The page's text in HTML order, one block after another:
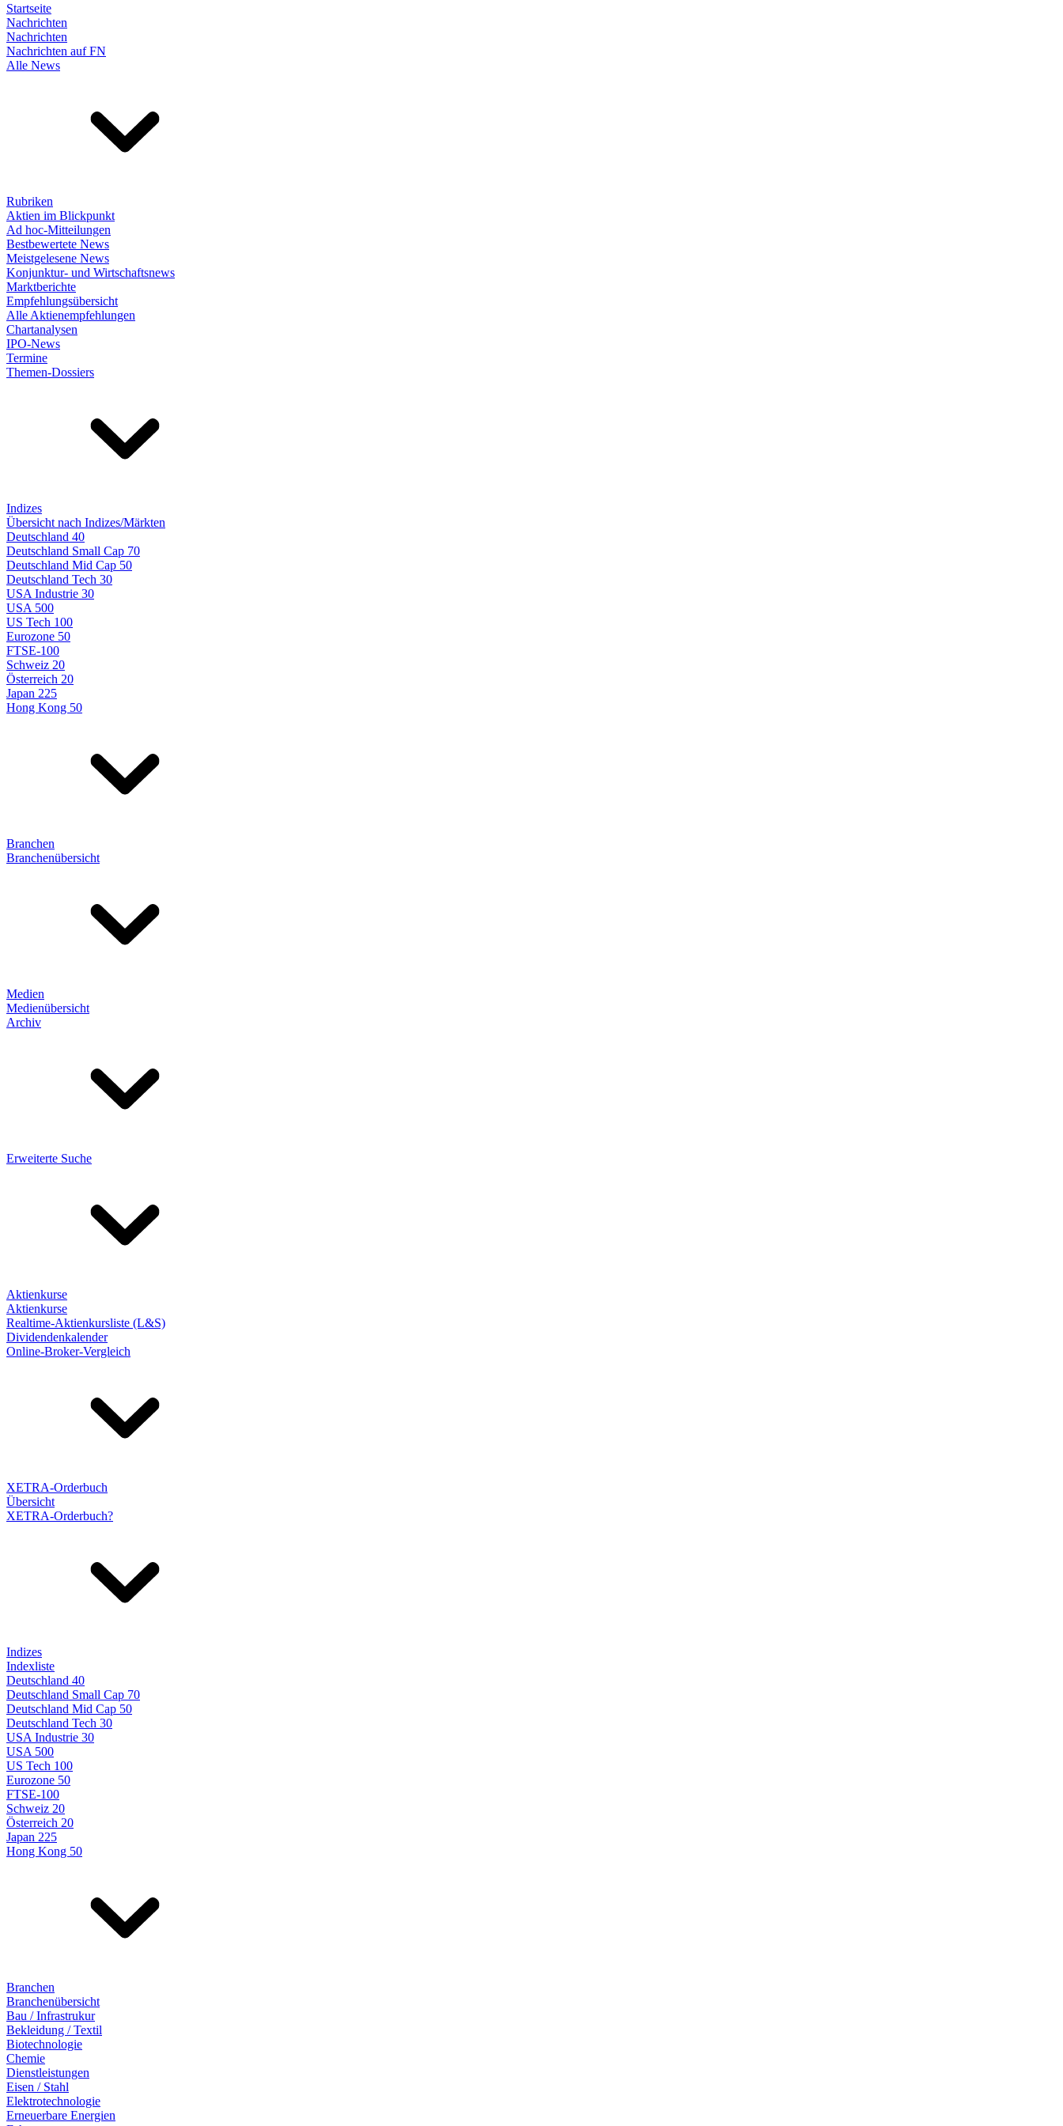
Startseite
Nachrichten
Nachrichten
Nachrichten auf FN
Alle News
Rubriken
Aktien im Blickpunkt
Ad hoc-Mitteilungen
Bestbewertete News
Meistgelesene News
Konjunktur- und Wirtschaftsnews
Marktberichte
Empfehlungsübersicht
Alle Aktienempfehlungen
Chartanalysen
IPO-News
Termine
Themen-Dossiers
Indizes
Übersicht nach Indizes/Märkten
Deutschland 40
Deutschland Small Cap 70
Deutschland Mid Cap 50
Deutschland Tech 30
USA Industrie 30
USA 500
US Tech 100
Eurozone 50
FTSE-100
Schweiz 20
Österreich 20
Japan 225
Hong Kong 50
Branchen
Branchenübersicht
Medien
Medienübersicht
Archiv
Erweiterte Suche
Aktienkurse
Aktienkurse
Realtime-Aktienkursliste (L&S)
Dividendenkalender
Online-Broker-Vergleich
XETRA-Orderbuch
Übersicht
XETRA-Orderbuch?
Indizes
Indexliste
Deutschland 40
Deutschland Small Cap 70
Deutschland Mid Cap 50
Deutschland Tech 30
USA Industrie 30
USA 500
US Tech 100
Eurozone 50
FTSE-100
Schweiz 20
Österreich 20
Japan 225
Hong Kong 50
Branchen
Branchenübersicht
Bau / Infrastrukur
Bekleidung / Textil
Biotechnologie
Chemie
Dienstleistungen
Eisen / Stahl
Elektrotechnologie
Erneuerbare Energien